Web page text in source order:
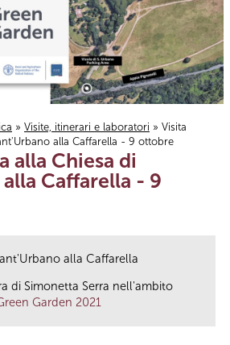
» Visite, itinerari e laboratori » Visita
alla Caffarella - 9 ottobre
alla Chiesa di
Caffarella - 9
alla Caffarella
di Simonetta Serra nell'ambito
Garden 2021